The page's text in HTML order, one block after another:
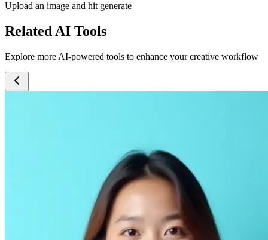
Upload an image and hit generate
Related AI Tools
Explore more AI-powered tools to enhance your creative workflow